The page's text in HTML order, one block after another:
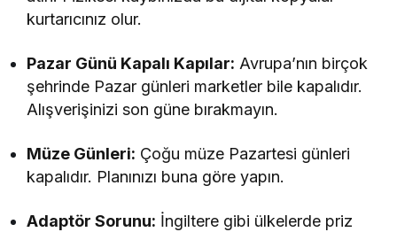
kurtarıcınız olur.
Pazar Günü Kapalı Kapılar: Avrupa’nın birçok
şehrinde Pazar günleri marketler bile kapalıdır.
Alışverişinizi son güne bırakmayın.
Müze Günleri: Çoğu müze Pazartesi günleri
kapalıdır. Planınızı buna göre yapın.
Adaptör Sorunu: İngiltere gibi ülkelerde priz